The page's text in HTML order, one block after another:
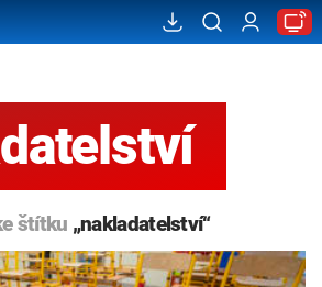
štítku „nakladatelství“